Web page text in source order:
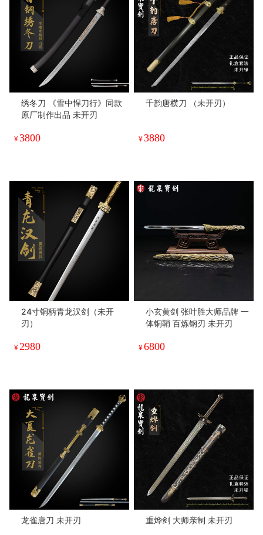
绣冬刀 《雪中悍刀行》同款
原厂制作出品 未开刃
¥3800
千韵唐横刀 （未开刃）
¥3880
24寸铜柄青龙汉剑（未开
刃）
¥2980
小玄黄剑 张叶胜大师品牌 一
体铜鞘 百炼钢刃 未开刃
¥6800
龙雀唐刀 未开刃 重烨剑 大师亲制 未开刃